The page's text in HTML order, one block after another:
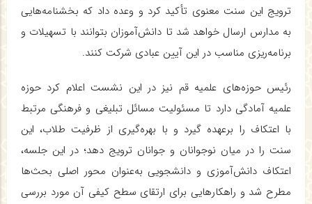
ترویج این سنت معنوی تأکید کرد و وعده داد که بخشنامه‌هایی
به مدارس ارسال خواهد شد تا دانش‌آموزان بتوانند با تسهیلات و
برنامه‌ریزی مناسب در این آیین عبادی شرکت کنند.
رئیس حوزه‌های علمیه قم نیز در این نشست اعلام کرد حوزه
علمیه آمادگی دارد تا مسئولیت مسائل تبلیغی و فرهنگی مرتبط
با اعتکاف را برعهده گیرد و با بهره‌گیری از ظرفیت طلاب، این
سنت را در میان نوجوانان و جوانان ترویج دهد؛ در این جلسه،
اعتکاف دانش‌آموزی و دانشجویی به‌عنوان محور اصلی بحث‌ها
مطرح شد و راهکارهایی برای ارتقای سطح کیفی آن مورد بررسی